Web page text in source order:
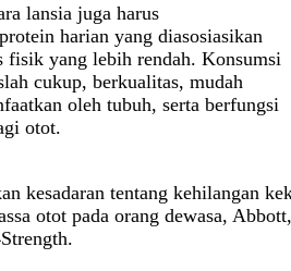
lansia juga harus
harian yang diasosiasikan
fisik yang lebih rendah. Konsumsi
cukup, berkualitas, mudah
oleh tubuh, serta berfungsi
otot.
kesadaran tentang kehilangan
otot pada orang dewasa,